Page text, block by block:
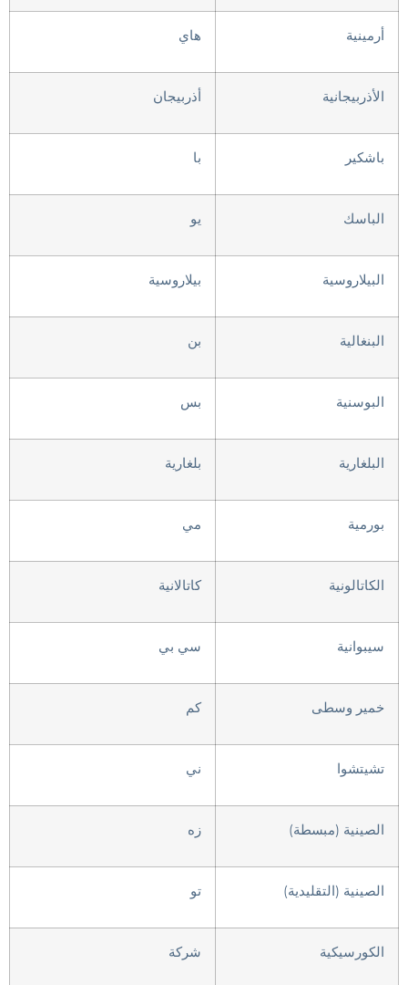
أرمينية هاي
الأذربيجانية أذربيجان
باشكير با
الباسك يو
البيلاروسية بيلاروسية
البنغالية بن
البوسنية بس
البلغارية بلغارية
بورمية مي
الكاتالونية كاتالانية
سيبوانية سي بي
خمير وسطى كم
تشيتشوا ني
الصينية (مبسطة) زه
الصينية (التقليدية) تو
الكورسيكية شركة